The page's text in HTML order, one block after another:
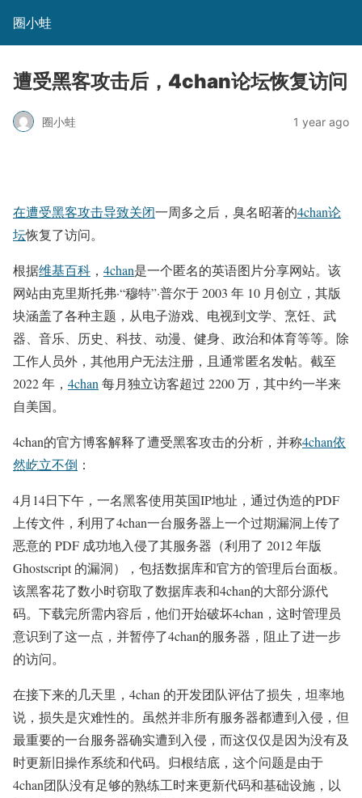
圈小蛙
遭受黑客攻击后，4chan论坛恢复访问
圈小蛙 1 year ago
在遭受黑客攻击导致关闭一周多之后，臭名昭著的4chan论
坛恢复了访问。
根据维基百科 ， 4chan是一个匿名的英语图片分享网站。该
网站由克里斯托弗·“穆特”·普尔于 2003 年 10 月创立，其版
块涵盖了各种主题，从电子游戏、电视到文学、烹饪、武
器、音乐、历史、科技、动漫、健身、政治和体育等等。除
工作人员外，其他用户无法注册，且通常匿名发帖。截至
2022 年， 4chan 每月独立访客超过 2200 万，其中约一半来
自美国。
4chan的官方博客解释了遭受黑客攻击的分析，并称4chan依
然屹立不倒 ：
4月14日下午，一名黑客使用英国IP地址，通过伪造的PDF
上传文件，利用了4chan一台服务器上一个过期漏洞上传了
恶意的 PDF 成功地入侵了其服务器（利用了 2012 年版
Ghostscript 的漏洞），包括数据库和官方的管理后台面板。
该黑客花了数小时窃取了数据库表和4chan的大部分源代
码。下载完所需内容后，他们开始破坏4chan，这时管理员
意识到了这一点，并暂停了4chan的服务器，阻止了进一步
的访问。
在接下来的几天里，4chan 的开发团队评估了损失，坦率地
说，损失是灾难性的。虽然并非所有服务器都遭到入侵，但
最重要的一台服务器确实遭到入侵，而这仅仅是因为没有及
时更新旧操作系统和代码。归根结底，这个问题是由于
4chan团队没有足够的熟练工时来更新代码和基础设施，以